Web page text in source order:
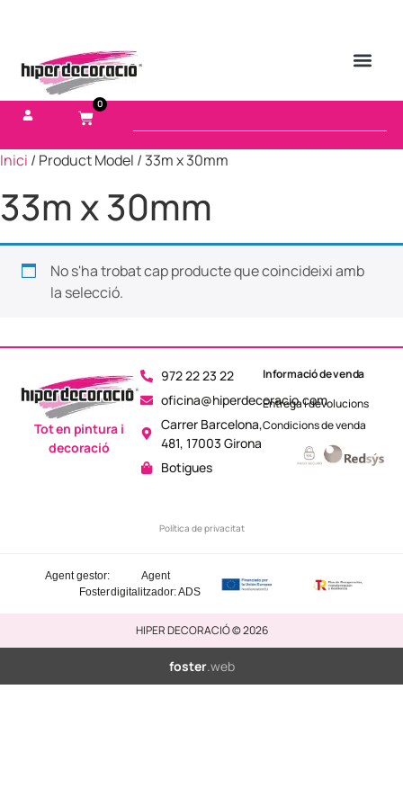
0
Inici / Product Model / 33m x 30mm
33m x 30mm
No s'ha trobat cap producte que coincideixi amb
la selecció.
972 22 23 22
oficina@hiperdecoracio.com
Carrer Barcelona,
481, 17003 Girona
Botigues
Política de privacitat
Tot en pintura i
decoració
Informació de venda
Entrega i devolucions
Condicions de venda
Agent
digitalitzador: ADS
Agent gestor:
Foster
HIPER DECORACIÓ © 2026
foster.web